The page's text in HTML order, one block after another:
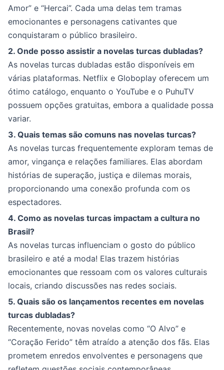
Amor” e “Hercai”. Cada uma delas tem tramas
emocionantes e personagens cativantes que
conquistaram o público brasileiro.
2. Onde posso assistir a novelas turcas dubladas?
As novelas turcas dubladas estão disponíveis em
várias plataformas. Netflix e Globoplay oferecem um
ótimo catálogo, enquanto o YouTube e o PuhuTV
possuem opções gratuitas, embora a qualidade possa
variar.
3. Quais temas são comuns nas novelas turcas?
As novelas turcas frequentemente exploram temas de
amor, vingança e relações familiares. Elas abordam
histórias de superação, justiça e dilemas morais,
proporcionando uma conexão profunda com os
espectadores.
4. Como as novelas turcas impactam a cultura no
Brasil?
As novelas turcas influenciam o gosto do público
brasileiro e até a moda! Elas trazem histórias
emocionantes que ressoam com os valores culturais
locais, criando discussões nas redes sociais.
5. Quais são os lançamentos recentes em novelas
turcas dubladas?
Recentemente, novas novelas como “O Alvo” e
“Coração Ferido” têm atraído a atenção dos fãs. Elas
prometem enredos envolventes e personagens que